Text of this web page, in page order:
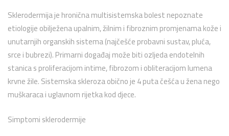
Sklerodermija je hronična multisistemska bolest nepoznate
etiologije obilježena upalnim, žilnim i fibroznim promjenama kože i
unutarnjih organskih sistema (najčešće probavni sustav, pluća,
srce i bubrezi). Primarni događaj može biti ozljeda endotelnih
stanica s proliferacijom intime, fibrozom i obliteracijom lumena
krvne žile. Sistemska skleroza obično je 4 puta češća u žena nego
muškaraca i uglavnom rijetka kod djece.
Simptomi sklerodermije